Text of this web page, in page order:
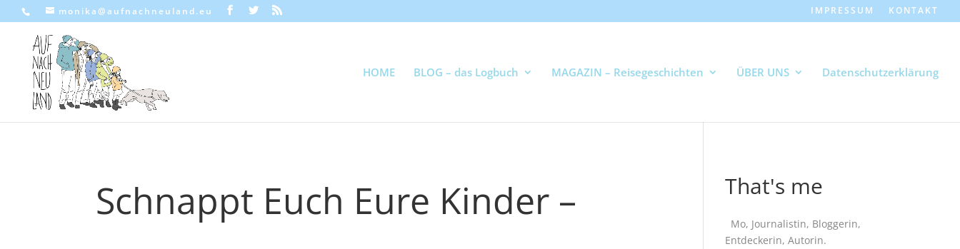
monika@aufnachneuland.eu IMPRESSUM KONTAKT
HOME BLOG – das Logbuch MAGAZIN – Reisegeschichten ÜBER UNS Datenschutzerklärung
Schnappt Euch Eure Kinder –
That's me
Mo, Journalistin, Bloggerin,
Entdeckerin, Autorin.